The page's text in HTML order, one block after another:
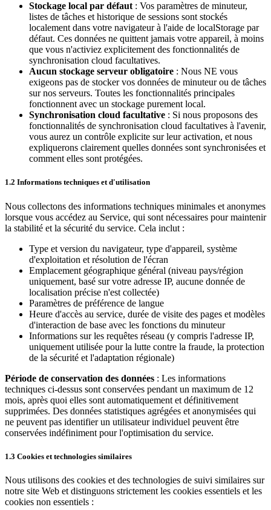
Stockage local par défaut : Vos paramètres de minuteur,
listes de tâches et historique de sessions sont stockés
localement dans votre navigateur à l'aide de localStorage par
défaut. Ces données ne quittent jamais votre appareil, à moins
que vous n'activiez explicitement des fonctionnalités de
synchronisation cloud facultatives.
Aucun stockage serveur obligatoire : Nous NE vous
exigeons pas de stocker vos données de minuteur ou de tâches
sur nos serveurs. Toutes les fonctionnalités principales
fonctionnent avec un stockage purement local.
Synchronisation cloud facultative : Si nous proposons des
fonctionnalités de synchronisation cloud facultatives à l'avenir,
vous aurez un contrôle explicite sur leur activation, et nous
expliquerons clairement quelles données sont synchronisées et
comment elles sont protégées.
1.2 Informations techniques et d'utilisation
Nous collectons des informations techniques minimales et anonymes
lorsque vous accédez au Service, qui sont nécessaires pour maintenir
la stabilité et la sécurité du service. Cela inclut :
Type et version du navigateur, type d'appareil, système
d'exploitation et résolution de l'écran
Emplacement géographique général (niveau pays/région
uniquement, basé sur votre adresse IP, aucune donnée de
localisation précise n'est collectée)
Paramètres de préférence de langue
Heure d'accès au service, durée de visite des pages et modèles
d'interaction de base avec les fonctions du minuteur
Informations sur les requêtes réseau (y compris l'adresse IP,
uniquement utilisée pour la lutte contre la fraude, la protection
de la sécurité et l'adaptation régionale)
Période de conservation des données : Les informations
techniques ci-dessus sont conservées pendant un maximum de 12
mois, après quoi elles sont automatiquement et définitivement
supprimées. Des données statistiques agrégées et anonymisées qui
ne peuvent pas identifier un utilisateur individuel peuvent être
conservées indéfiniment pour l'optimisation du service.
1.3 Cookies et technologies similaires
Nous utilisons des cookies et des technologies de suivi similaires sur
notre site Web et distinguons strictement les cookies essentiels et les
cookies non essentiels :